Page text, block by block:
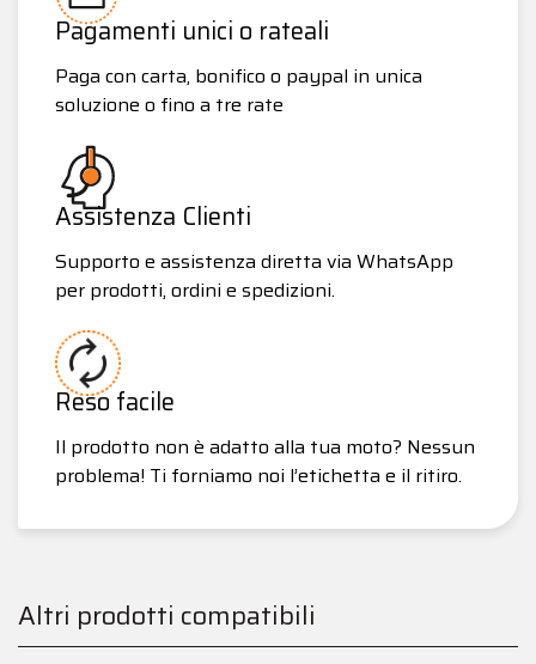
Pagamenti unici o rateali
Paga con carta, bonifico o paypal in unica
soluzione o fino a tre rate
Assistenza Clienti
Supporto e assistenza diretta via WhatsApp
per prodotti, ordini e spedizioni.
Reso facile
Il prodotto non è adatto alla tua moto? Nessun
problema! Ti forniamo noi l’etichetta e il ritiro.
Altri prodotti compatibili